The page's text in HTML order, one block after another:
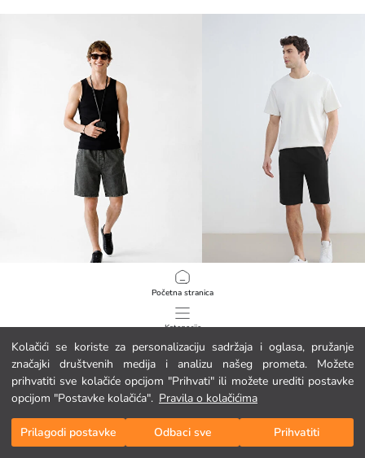
Kolačići se koriste za personalizaciju sadržaja i oglasa, pružanje
značajki društvenih medija i analizu našeg prometa. Možete
prihvatiti sve kolačiće opcijom "Prihvati" ili možete urediti postavke
opcijom "Postavke kolačića". Pravila o kolačićima
Prilagodi postavke Odbaci sve Prihvatiti
Početna stranica
Kategorije
Moja košarica
16.95 EUR
LCWAIKIKI Classic
16.95 EUR